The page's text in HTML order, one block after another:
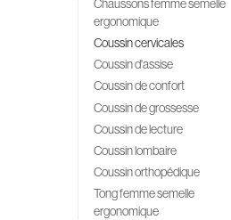
Chaussons femme semelle
ergonomique
Coussin cervicales
Coussin d'assise
Coussin de confort
Coussin de grossesse
Coussin de lecture
Coussin lombaire
Coussin orthopédique
Tong femme semelle
ergonomique